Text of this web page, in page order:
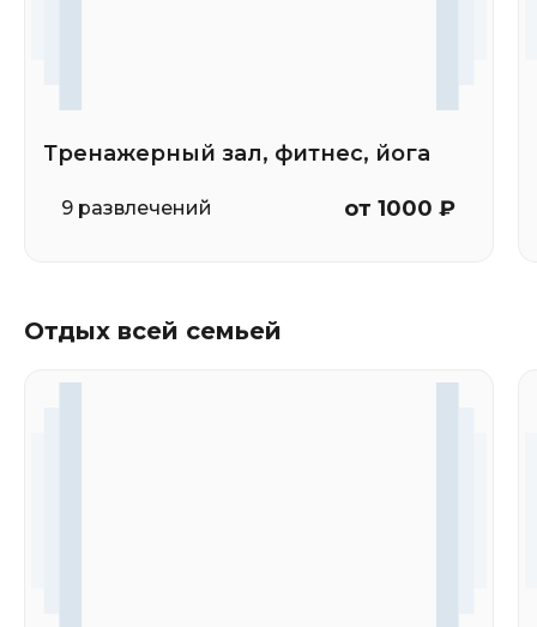
Тренажерный зал, фитнес, йога
9 развлечений от 1000 ₽
Отдых всей семьей